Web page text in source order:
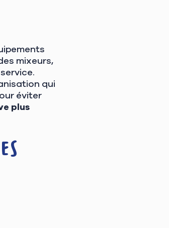
mixeurs,
qui
éviter
plus